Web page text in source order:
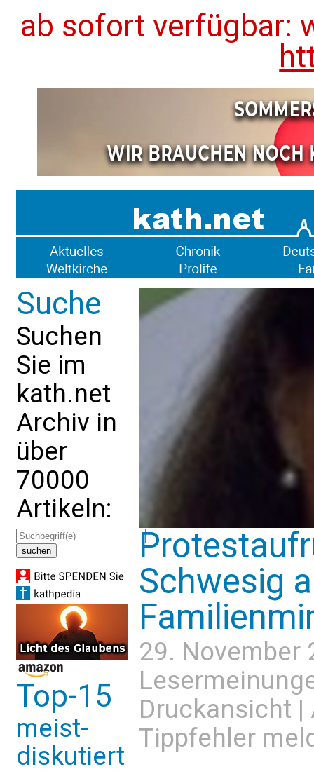
ab sofort verfügbar:
Suche
Suchen
Sie im
kath.net
Archiv in
über
70000
Artikeln:
Top-15
meist-
diskutiert
Schwesig
29. November
Druckansicht |
Tippfehler